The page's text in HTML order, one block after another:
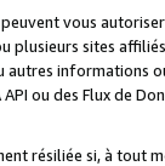
peuvent vous
sites
informations
ou des Flux de
résiliée si, à